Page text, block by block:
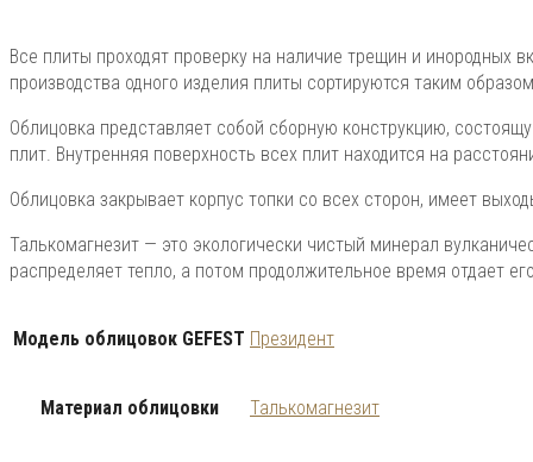
Все плиты проходят проверку на наличие трещин и инородных
производства одного изделия плиты сортируются таким
Облицовка представляет собой сборную конструкцию,
плит. Внутренняя поверхность всех плит находится на
Облицовка закрывает корпус топки со всех сторон, имеет
Талькомагнезит — это экологически чистый минерал
распределяет тепло, а потом продолжительное время отдает
Модель облицовок GEFEST Президент
Материал облицовки Талькомагнезит